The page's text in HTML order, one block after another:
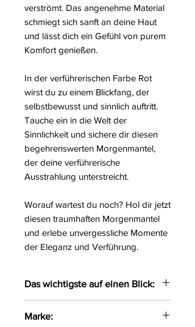
verströmt. Das angenehme Material
schmiegt sich sanft an deine Haut
und lässt dich ein Gefühl von purem
Komfort genießen.
In der verführerischen Farbe Rot
wirst du zu einem Blickfang, der
selbstbewusst und sinnlich auftritt.
Tauche ein in die Welt der
Sinnlichkeit und sichere dir diesen
begehrenswerten Morgenmantel,
der deine verführerische
Ausstrahlung unterstreicht.
Worauf wartest du noch? Hol dir jetzt
diesen traumhaften Morgenmantel
und erlebe unvergessliche Momente
der Eleganz und Verführung.
Das wichtigste auf einen Blick:
Morgenmantel aus einem Mix
Marke: